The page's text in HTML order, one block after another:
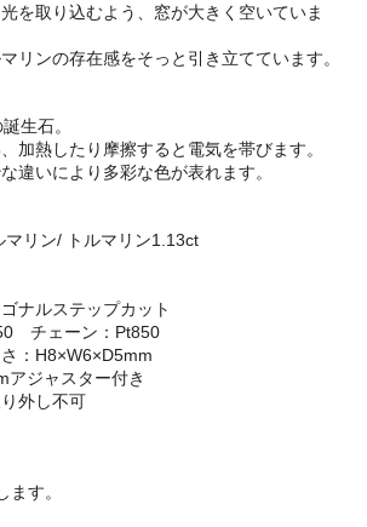
を取り込むよう、窓が大きく空いていま
リンの存在感をそっと引き立てています。
生石。
加熱したり摩擦すると電気を帯びます。
違いにより多彩な色が表れます。
リン/ トルマリン1.13ct
ナルステップカット
チェーン：Pt850
：H8×W6×D5mm
アジャスター付き
し不可
す。